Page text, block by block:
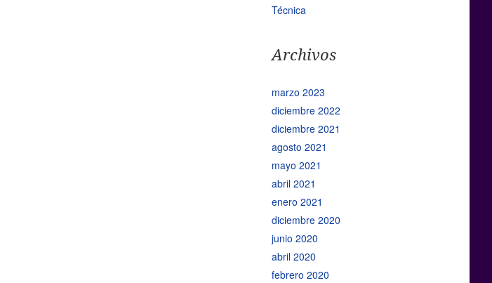
Técnica
Archivos
marzo 2023
diciembre 2022
diciembre 2021
agosto 2021
mayo 2021
abril 2021
enero 2021
diciembre 2020
junio 2020
abril 2020
febrero 2020